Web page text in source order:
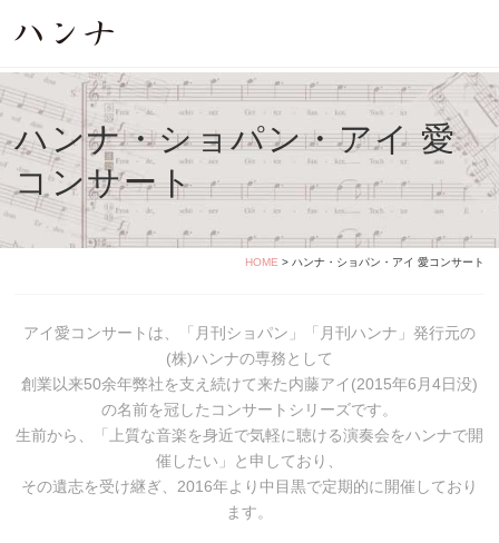
ハンナ・ショパン・アイ 愛
コンサート
HOME > ハンナ・ショパン・アイ 愛コンサート
アイ愛コンサートは、「月刊ショパン」「月刊ハンナ」発行元の
(株)ハンナの専務として
創業以来50余年弊社を支え続けて来た内藤アイ(2015年6月4日没)
の名前を冠したコンサートシリーズです。
生前から、「上質な音楽を身近で気軽に聴ける演奏会をハンナで開
催したい」と申しており、
その遺志を受け継ぎ、2016年より中目黒で定期的に開催しており
ます。